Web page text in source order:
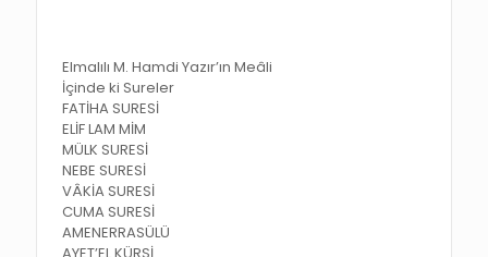
Elmalılı M. Hamdi Yazır’ın Meâli
İçinde ki Sureler
FATİHA SURESİ
ELİF LAM MİM
MÜLK SURESİ
NEBE SURESİ
VÂKİA SURESİ
CUMA SURESİ
AMENERRASÜLÜ
AYET’EL KÜRSİ